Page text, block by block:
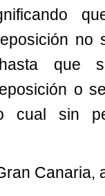
no
hasta que
o
cual sin
Canaria,